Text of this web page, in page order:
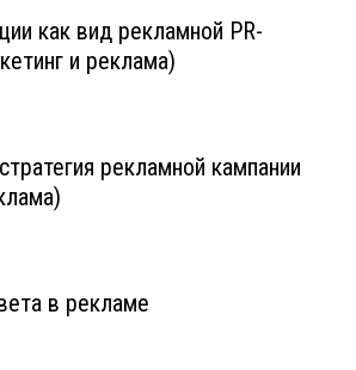
как вид рекламной PR-
и реклама)
рекламной кампании
в рекламе